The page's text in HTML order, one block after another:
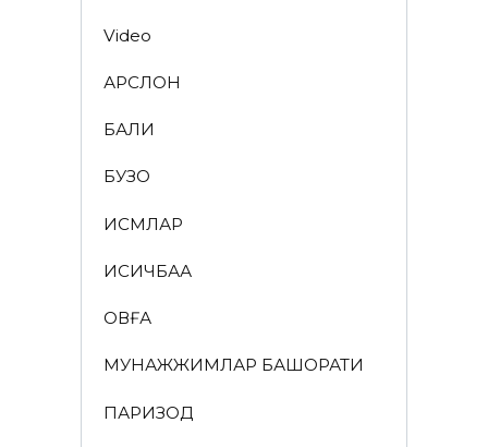
Video
АРСЛОН
БАЛИҚ
БУЗОҚ
ИСМЛАР
ҚИСҚИЧБАҚА
ҚОВҒА
МУНАЖЖИМЛАР БАШОРАТИ
ПАРИЗОД